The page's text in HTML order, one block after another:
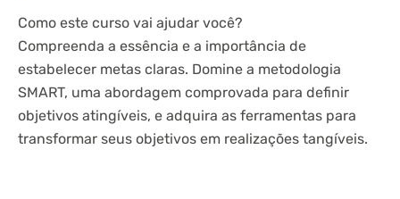
Como este curso vai ajudar você?
Compreenda a essência e a importância de
estabelecer metas claras. Domine a metodologia
SMART, uma abordagem comprovada para definir
objetivos atingíveis, e adquira as ferramentas para
transformar seus objetivos em realizações tangíveis.